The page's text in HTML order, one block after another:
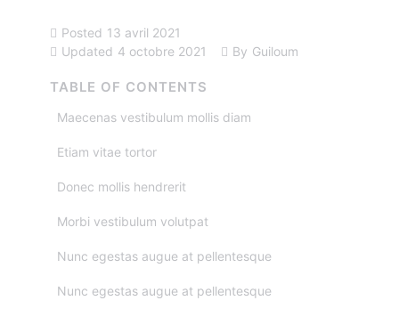
Posted 13 avril 2021
Updated 4 octobre 2021 By Guiloum
TABLE OF CONTENTS
Maecenas vestibulum mollis diam
Etiam vitae tortor
Donec mollis hendrerit
Morbi vestibulum volutpat
Nunc egestas augue at pellentesque
Nunc egestas augue at pellentesque